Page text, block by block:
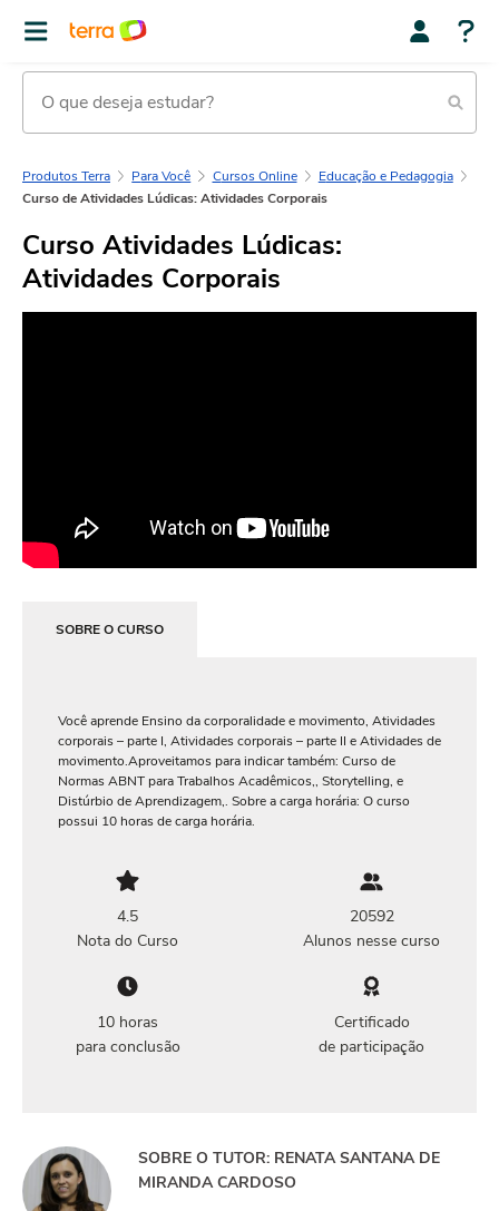
Produtos Terra Para Você Cursos Online
Educação e Pedagogia
Curso de Atividades Lúdicas: Atividades Corporais
Curso Atividades Lúdicas:
Atividades Corporais
SOBRE O CURSO
Você aprende Ensino da corporalidade e movimento, Atividades
corporais – parte I, Atividades corporais – parte II e Atividades de
movimento.Aproveitamos para indicar também: Curso de
Normas ABNT para Trabalhos Acadêmicos,, Storytelling, e
Distúrbio de Aprendizagem,. Sobre a carga horária: O curso
possui 10 horas de carga horária.
4.5
Nota do Curso
20592
Alunos nesse curso
10 horas
para conclusão
Certificado
de participação
SOBRE O TUTOR: RENATA SANTANA DE
MIRANDA CARDOSO